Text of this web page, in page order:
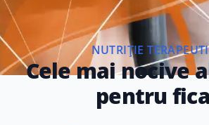
NUTRIȚIE
Cele mai nocive
pentru